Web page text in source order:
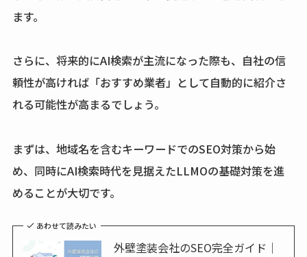
ます。
さらに、将来的にAI検索が主流になった際も、自社の信
頼性が高ければ「おすすめ業者」として自動的に紹介さ
れる可能性が高まるでしょう。
まずは、地域名を含むキーワードでのSEO対策から始
め、同時にAI検索時代を見据えたLLMOの基礎対策を進
めることが大切です。
あわせて読みたい
外壁塗装会社のSEO完全ガイド｜